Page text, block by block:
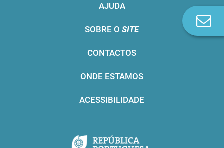
AJUDA
SOBRE O SITE
CONTACTOS
ONDE ESTAMOS
ACESSIBILIDADE